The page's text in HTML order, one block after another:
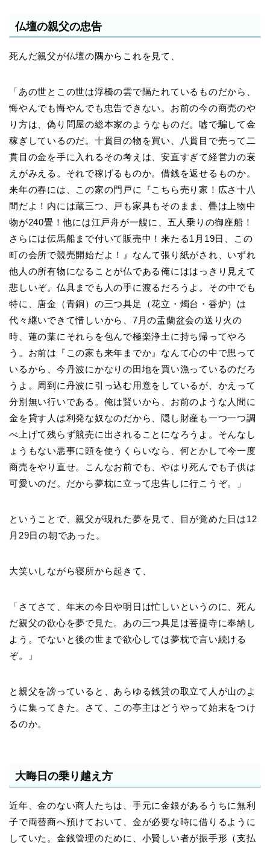
仏壇の親父の忠告
死んだ親父が仏壇の隅からこれを見て、
「あの世とこの世は浮橋の雲で隔たれているものだから、
悔やんでも悔やんでも忠告できない。お前の今の商売のや
り方は、偽り問屋の総本家のようなものだ。嘘で騙して金
稼ぎしているのだ。十貫目の物を買い、八貫目で売って二
貫目の金を手に入れるその考えは、安直すぎて経営力の衰
えがみえる。それで稼げるものか。借銭を返せるものか。
来年の春には、この家の門戸に『こちら売り家！広さ十八
間だよ！内には蔵三つ、戸も家具もそのまま、疊は上物中
物が240畳！他には江戸舟が一艘に、五人乗りの御座船！
さらには伝馬船まで付いて販売中！来たる1月19日、この
町の会所で競売開始だよ！』なんて張り紙がされ、いずれ
他人の所有物になることが仏である俺にははっきり見えて
悲しいぞ。仏具までも人の手に渡るだろうよ。その中でも
特に、唐金（青銅）の三つ具足（花立・燭台・香炉）は
代々継いできて惜しいから、7月の盂蘭盆会の送り火の
時、蓮の葉にそれらを包んで極楽浄土に持ち帰ってやろ
う。お前は『この家も来年までか』なんて心の中で思って
いるから、今丹波にかなりの田地を買い漁っているのだろ
うよ。周到に丹波に引っ込む用意をしているが、かえって
分別無い行いである。俺は賢いから、お前のような人間に
金を貸す人は利発な奴なのだから、隠し財産も一つ一つ調
べ上げて残らず競売に出されることになろうよ。そんなし
ょうもない悪事に頭を使うくらいなら、何とかして今一度
商売をやり直せ。こんなお前でも、やはり死んでも子供は
可愛いのだ。だから夢枕に立って忠告しに行こうぞ。」
ということで、親父が現れた夢を見て、目が覚めた日は12
月29日の朝であった。
大笑いしながら寝所から起きて、
「さてさて、年末の今日や明日は忙しいというのに、死ん
だ親父の欲心を夢で見た。あの三つ具足は菩提寺に奉納し
よう。でないと後の世まで欲心しては夢枕で言い続ける
ぞ。」
と親父を謗っていると、あらゆる銭貸の取立て人が山のよ
うに集ってきた。さて、この亭主はどうやって始末をつけ
るのか。
大晦日の乗り越え方
近年、金のない商人たちは、手元に金銀があるうちに無利
子で両替商へ預けておいて、金が必要な時に借りるように
していた。金銭管理のために、小賢しい者が振手形（支払